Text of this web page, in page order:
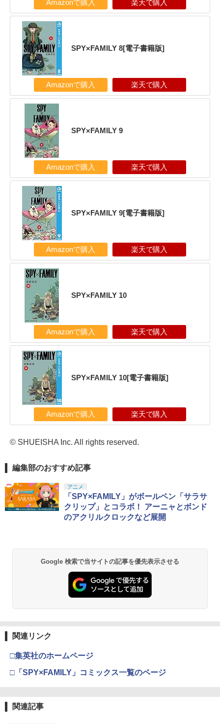
Amazonで購入 楽天で購入
SPY×FAMILY 8[電子書籍版]
Amazonで購入 楽天で購入
SPY×FAMILY 9
Amazonで購入 楽天で購入
SPY×FAMILY 9[電子書籍版]
Amazonで購入 楽天で購入
SPY×FAMILY 10
Amazonで購入 楽天で購入
SPY×FAMILY 10[電子書籍版]
Amazonで購入 楽天で購入
© SHUEISHA Inc. All rights reserved.
編集部のおすすめ記事
アニメ
「SPY×FAMILY」がボールペン「サラサ
クリップ」とコラボ！ アーニャとボンド
のアクリルクロックなど展開
Google 検索で当サイトの記事を優先表示させる
関連リンク
□集英社のホームページ
□「SPY×FAMILY」コミックス一覧のページ
関連記事